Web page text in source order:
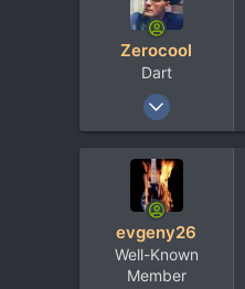
Belgorod
Zerocool
Dart
18 Май 2003
36.520
37.778
Belgorod
evgeny26
Well-Known
Member